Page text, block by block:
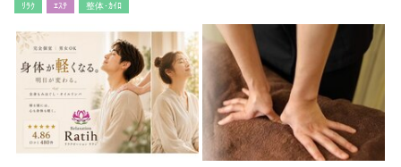
ﾘﾗｸ ｴｽﾃ 整体･ｶｲﾛ